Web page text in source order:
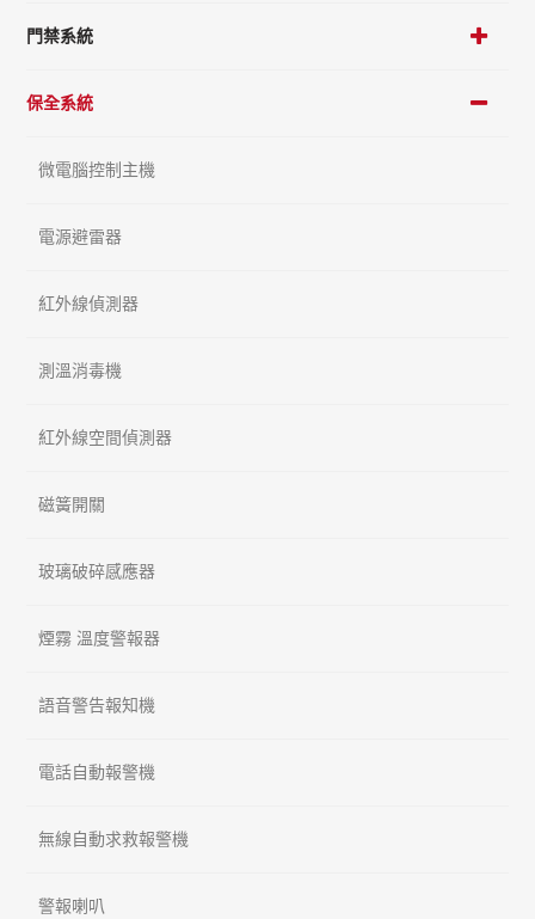
門禁系統
保全系統
微電腦控制主機
電源避雷器
紅外線偵測器
測溫消毒機
紅外線空間偵測器
磁簧開關
玻璃破碎感應器
煙霧 溫度警報器
語音警告報知機
電話自動報警機
無線自動求救報警機
警報喇叭